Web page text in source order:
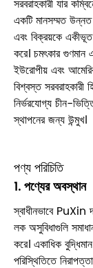
সরবরাহকারী যার
একটি মানসম্মত
এবং বিক্রয়কে একীভূত
করে। চমৎকার
ইউরোপীয় এবং
বিশ্বস্ত সরবরাহকারী
নির্ভরযোগ্য চীন-
স্থাপনের জন্য উন্মুখ।
পণ্য পরিচিতি
1. পণ্যের অবস্থান
স্বাধীনভাবে PuXin
লক অসুবিধাগুলি
করে। একাধিক
পরিস্থিতিতে